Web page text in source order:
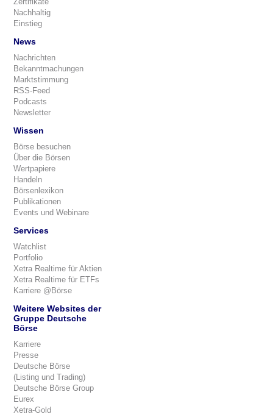
Nachhaltig
Einstieg
News
Nachrichten
Bekanntmachungen
Marktstimmung
RSS-Feed
Podcasts
Newsletter
Wissen
Börse besuchen
Über die Börsen
Wertpapiere
Handeln
Börsenlexikon
Publikationen
Events und Webinare
Services
Watchlist
Portfolio
Xetra Realtime für Aktien
Xetra Realtime für ETFs
Karriere @Börse
Weitere Websites der
Gruppe Deutsche
Börse
Karriere
Presse
Deutsche Börse
(Listing und Trading)
Deutsche Börse Group
Eurex
Xetra-Gold